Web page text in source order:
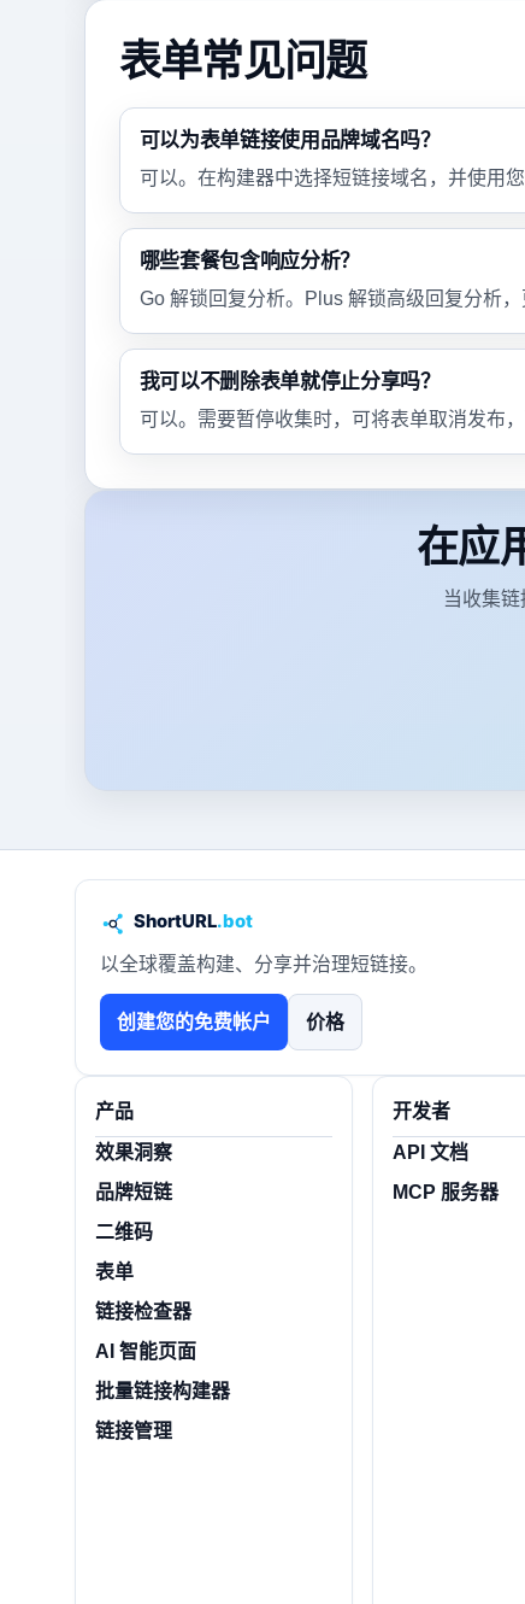
表单常见问题
可以为表单链接使用品牌域名吗？
可以。在构建器中选择短链接域名，并使用
哪些套餐包含响应分析？
Go 解锁回复分析。Plus 解锁高级回复分析
我可以不删除表单就停止分享吗？
可以。需要暂停收集时，可将表单取消发布，
在应
当收集
以全球覆盖构建、分享并治理短链接。
创建您的免费帐户 价格
产品
效果洞察
品牌短链
二维码
表单
链接检查器
AI 智能页面
批量链接构建器
链接管理
开发者
API 文档
MCP 服务器